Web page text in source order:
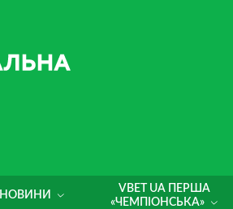
НОВИНИ
VBET UA ПЕРША
«ЧЕМПІОНСЬКА»